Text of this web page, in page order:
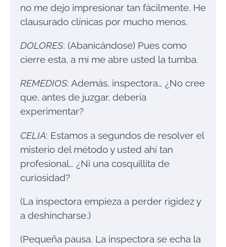
no me dejo impresionar tan fácilmente. He
clausurado clínicas por mucho menos.
DOLORES: (Abanicándose) Pues como
cierre esta, a mí me abre usted la tumba.
REMEDIOS: Además, inspectora… ¿No cree
que, antes de juzgar, debería
experimentar?
CELIA: Estamos a segundos de resolver el
misterio del método y usted ahí tan
profesional… ¿Ni una cosquillita de
curiosidad?
(La inspectora empieza a perder rigidez y
a deshincharse.)
(Pequeña pausa. La inspectora se echa la